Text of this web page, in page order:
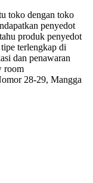
toko dengan toko
penyedot
produk penyedot
terlengkap di
dan penawaran
room
28-29, Mangga